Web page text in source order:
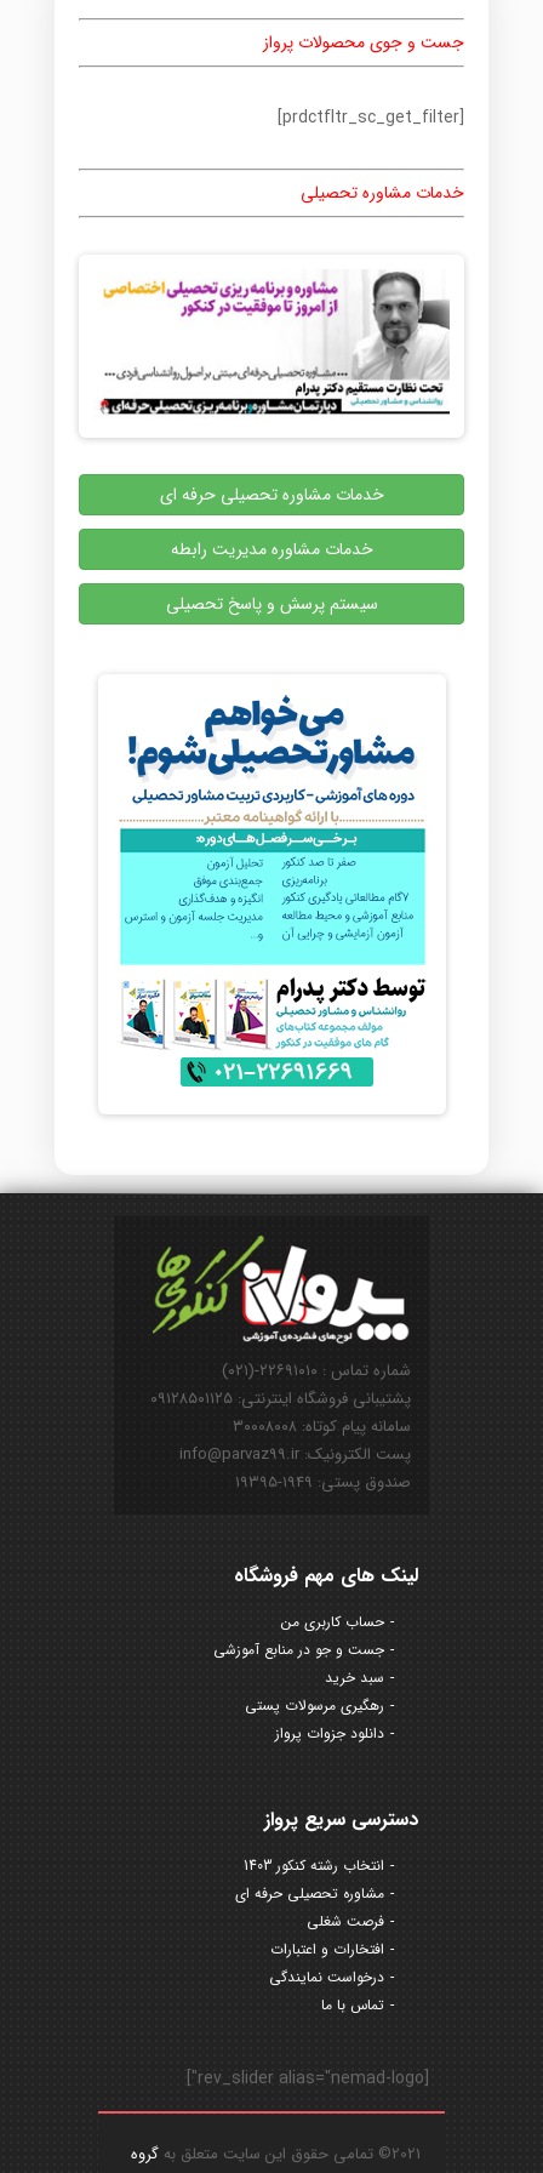
جست و جوی محصولات پرواز
[prdctfltr_sc_get_filter]
خدمات مشاوره تحصیلی
خدمات مشاوره تحصیلی حرفه ای
خدمات مشاوره مدیریت رابطه
سیستم پرسش و پاسخ تحصیلی
شماره تماس : ۲۲۶۹۱۰۱۰-(۰۲۱)
پشتیبانی فروشگاه اینترنتی: ۰۹۱۲۸۵۰۱۱۲۵
سامانه پیام کوتاه: ۳۰۰۰۸۰۰۸
پست الکترونیک: info@parvaz99.ir
صندوق پستی: ۱۹۴۹-۱۹۳۹۵
لینک های مهم فروشگاه
حساب کاربری من
جست و جو در منابع آموزشی
سبد خرید
رهگیری مرسولات پستی
دانلود جزوات پرواز
دسترسی سریع پرواز
انتخاب رشته کنکور 1403
مشاوره تحصیلی حرفه ای
فرصت شغلی
افتخارات و اعتبارات
درخواست نمایندگی
تماس با ما
[rev_slider alias="nemad-logo"]
2021© تمامی حقوق این سایت متعلق به
گروه